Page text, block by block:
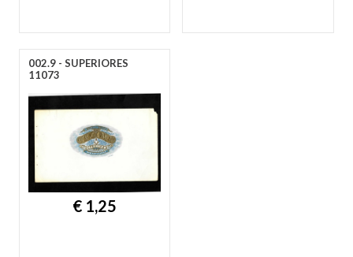
002.9 - SUPERIORES
11073
€ 1,25